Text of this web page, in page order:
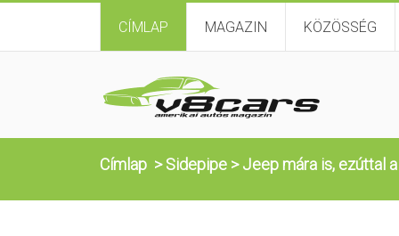
CÍMLAP MAGAZIN KÖZÖSSÉG
Címlap >Sidepipe >Jeep mára is, ezúttal